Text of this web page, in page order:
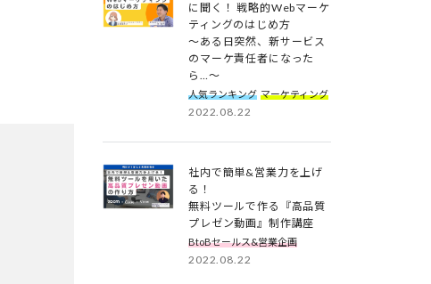
に聞く！ 戦略的Webマーケ
ティングのはじめ方
～ある日突然、新サービス
のマーケ責任者になった
ら…～
人気ランキング マーケティング
2022.08.22
社内で簡単&営業力を上げ
る！
無料ツールで作る『高品質
プレゼン動画』制作講座
BtoBセールス&営業企画
2022.08.22